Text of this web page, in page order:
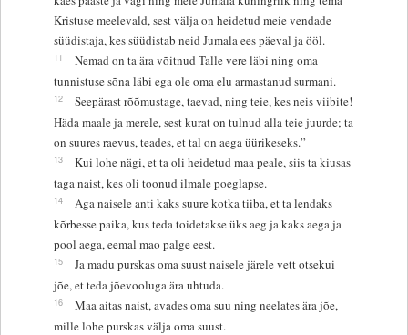
Kristuse meelevald, sest välja on heidetud meie vendade
süüdistaja, kes süüdistab neid Jumala ees päeval ja ööl.
11
Nemad on ta ära võitnud Talle vere läbi ning oma
tunnistuse sõna läbi ega ole oma elu armastanud surmani.
12
Seepärast rõõmustage, taevad, ning teie, kes neis viibite!
Häda maale ja merele, sest kurat on tulnud alla teie juurde; ta
on suures raevus, teades, et tal on aega üürikeseks.”
13
Kui lohe nägi, et ta oli heidetud maa peale, siis ta kiusas
taga naist, kes oli toonud ilmale poeglapse.
14
Aga naisele anti kaks suure kotka tiiba, et ta lendaks
kõrbesse paika, kus teda toidetakse üks aeg ja kaks aega ja
pool aega, eemal mao palge eest.
15
Ja madu purskas oma suust naisele järele vett otsekui
jõe, et teda jõevooluga ära uhtuda.
16
Maa aitas naist, avades oma suu ning neelates ära jõe,
mille lohe purskas välja oma suust.